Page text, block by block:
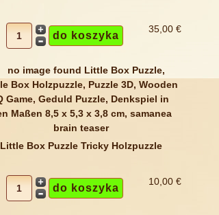
35,00 €
Little Box Puzzle Tricky Holzpuzzle
10,00 €